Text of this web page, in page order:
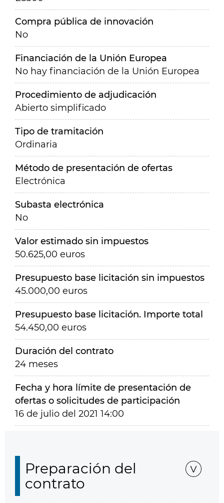
Compra pública de innovación
No
Financiación de la Unión Europea
No hay financiación de la Unión Europea
Procedimiento de adjudicación
Abierto simplificado
Tipo de tramitación
Ordinaria
Método de presentación de ofertas
Electrónica
Subasta electrónica
No
Valor estimado sin impuestos
50.625,00 euros
Presupuesto base licitación sin impuestos
45.000,00 euros
Presupuesto base licitación. Importe total
54.450,00 euros
Duración del contrato
24 meses
Fecha y hora límite de presentación de
ofertas o solicitudes de participación
16 de julio del 2021 14:00
Preparación del
contrato